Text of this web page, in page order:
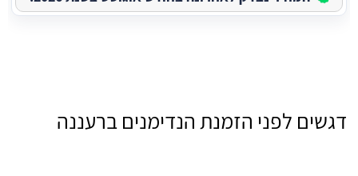
דגשים לפני הזמנת הנדימנים ברעננה